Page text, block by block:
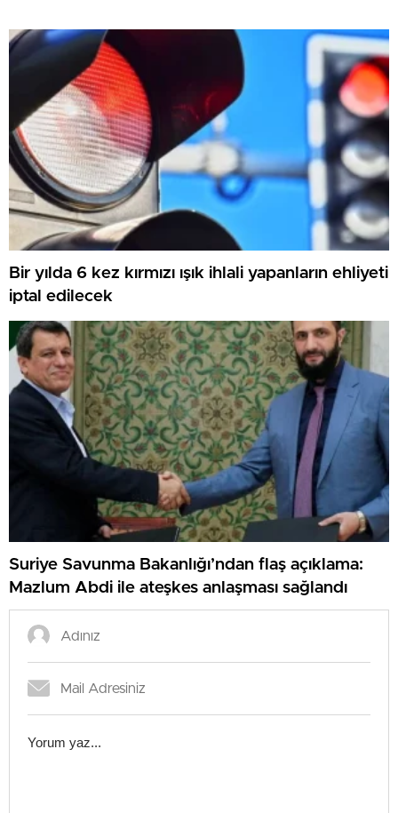
Bir yılda 6 kez kırmızı ışık ihlali yapanların ehliyeti
iptal edilecek
Suriye Savunma Bakanlığı’ndan flaş açıklama:
Mazlum Abdi ile ateşkes anlaşması sağlandı